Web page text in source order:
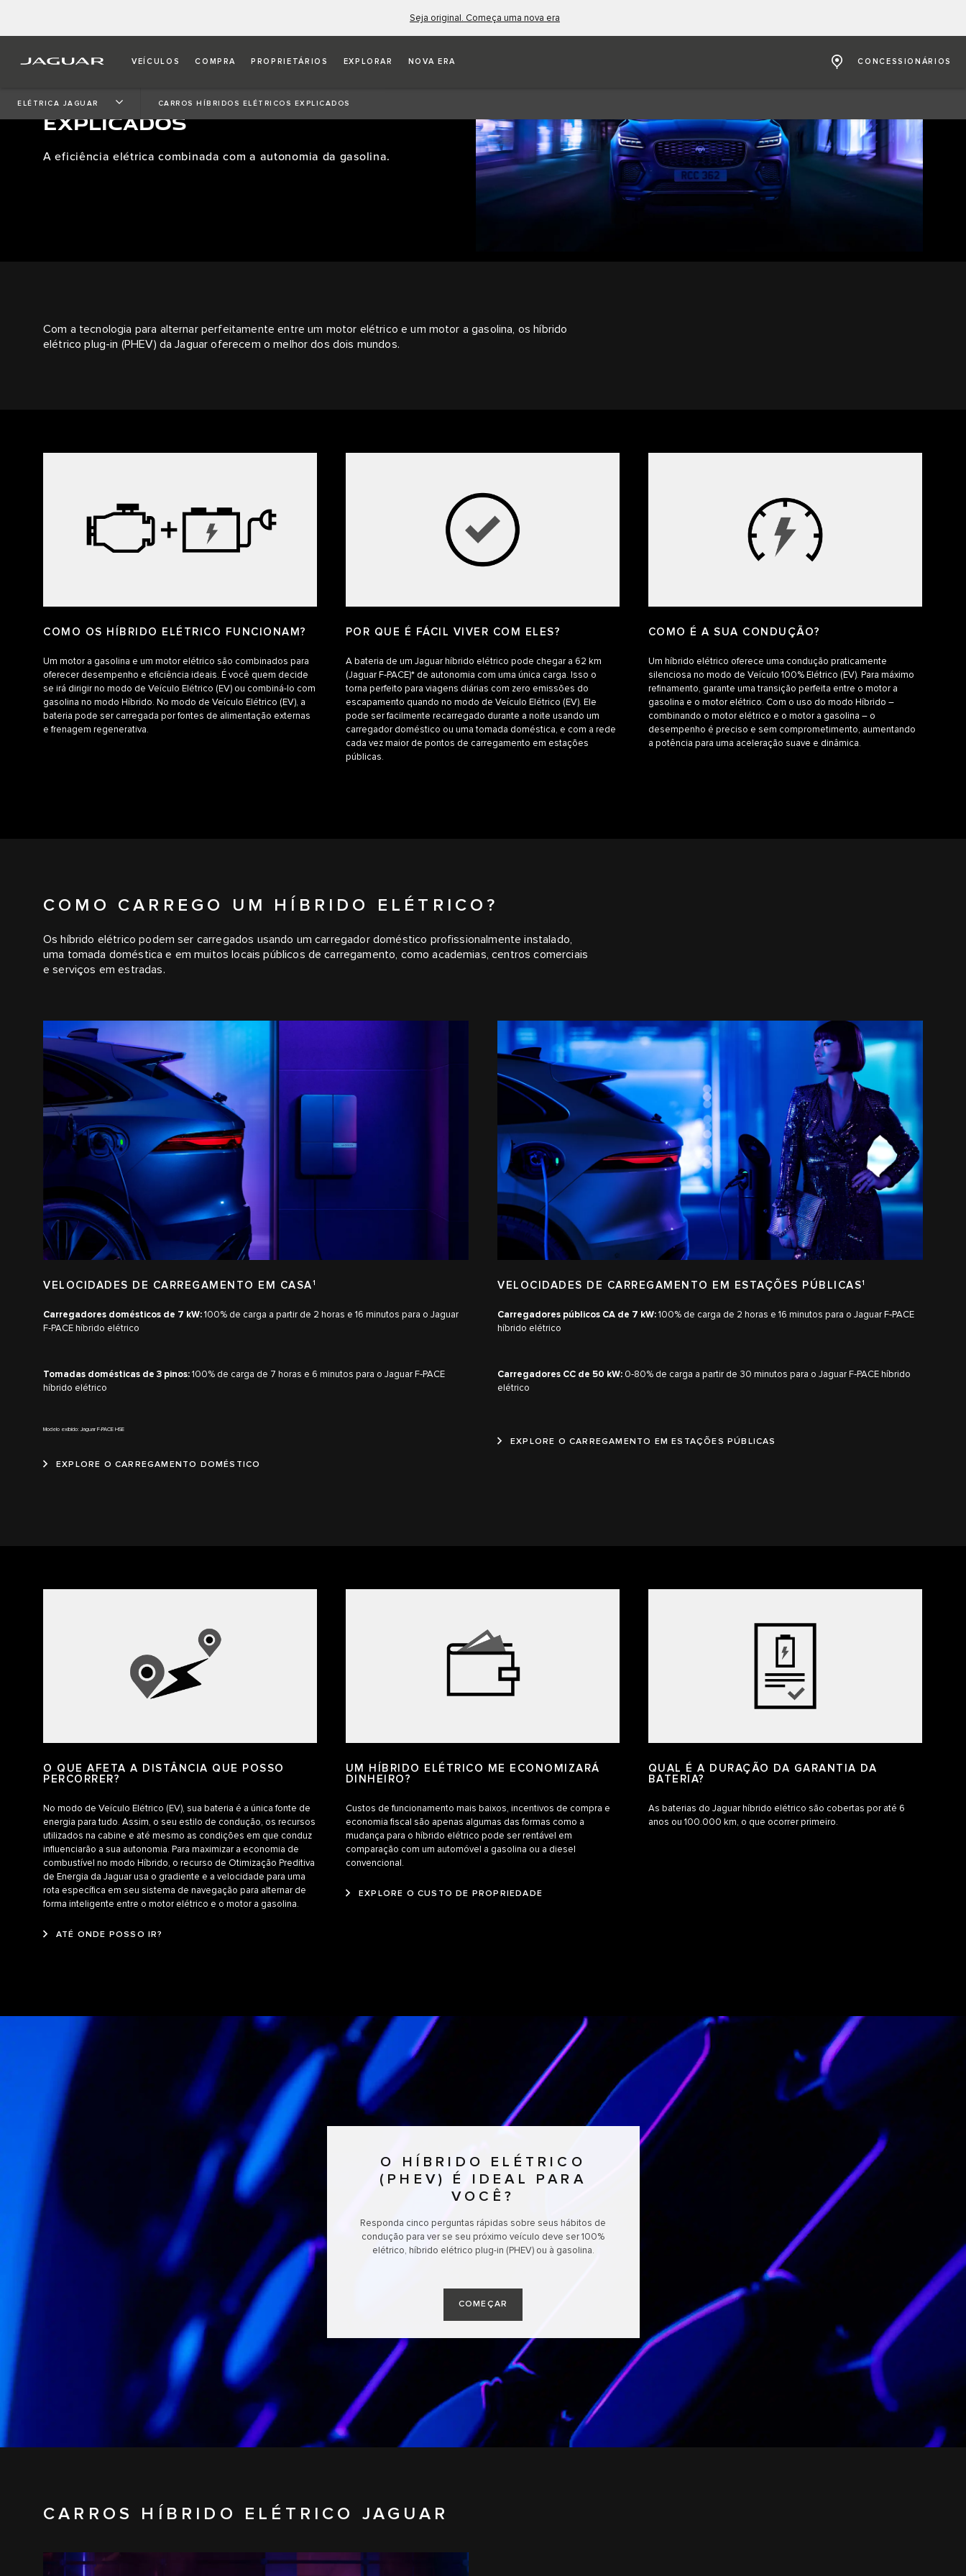
Seja original. Começa uma nova era
VEÍCULOS COMPRA PROPRIETÁRIOS EXPLORAR NOVA ERA CONCESSIONÁRIOS
ELÉTRICA JAGUAR CARROS HÍBRIDOS ELÉTRICOS EXPLICADOS
CARROS HÍBRIDOS ELÉTRICOS
EXPLICADOS
A eficiência elétrica combinada com a autonomia da gasolina.
Com a tecnologia para alternar perfeitamente entre um motor elétrico e um motor a gasolina, os híbrido
elétrico plug-in (PHEV) da Jaguar oferecem o melhor dos dois mundos.
COMO OS HÍBRIDO ELÉTRICO FUNCIONAM?
Um motor a gasolina e um motor elétrico são combinados para
oferecer desempenho e eficiência ideais. É você quem decide
se irá dirigir no modo de Veículo Elétrico (EV) ou combiná-lo com
gasolina no modo Híbrido. No modo de Veículo Elétrico (EV), a
bateria pode ser carregada por fontes de alimentação externas
e frenagem regenerativa.
POR QUE É FÁCIL VIVER COM ELES?
A bateria de um Jaguar híbrido elétrico pode chegar a 62 km
(Jaguar F‑PACE)* de autonomia com uma única carga. Isso o
torna perfeito para viagens diárias com zero emissões do
escapamento quando no modo de Veículo Elétrico (EV). Ele
pode ser facilmente recarregado durante a noite usando um
carregador doméstico ou uma tomada doméstica, e com a rede
cada vez maior de pontos de carregamento em estações
públicas.
COMO É A SUA CONDUÇÃO?
Um híbrido elétrico oferece uma condução praticamente
silenciosa no modo de Veículo 100% Elétrico (EV). Para máximo
refinamento, garante uma transição perfeita entre o motor a
gasolina e o motor elétrico. Com o uso do modo Híbrido –
combinando o motor elétrico e o motor a gasolina – o
desempenho é preciso e sem comprometimento, aumentando
a potência para uma aceleração suave e dinâmica.
COMO CARREGO UM HÍBRIDO ELÉTRICO?
Os híbrido elétrico podem ser carregados usando um carregador doméstico profissionalmente instalado,
uma tomada doméstica e em muitos locais públicos de carregamento, como academias, centros comerciais
e serviços em estradas.
VELOCIDADES DE CARREGAMENTO EM CASA 1
Carregadores domésticos de 7 kW: 100% de carga a partir de 2 horas e 16 minutos para o Jaguar
F‑PACE híbrido elétrico
Tomadas domésticas de 3 pinos: 100% de carga de 7 horas e 6 minutos para o Jaguar F‑PACE
híbrido elétrico
Modelo exibido: Jaguar F-PACE HSE
EXPLORE O CARREGAMENTO DOMÉSTICO
VELOCIDADES DE CARREGAMENTO EM ESTAÇÕES PÚBLICAS1
Carregadores públicos CA de 7 kW: 100% de carga de 2 horas e 16 minutos para o Jaguar F‑PACE
híbrido elétrico
Carregadores CC de 50 kW: 0‑80% de carga a partir de 30 minutos para o Jaguar F‑PACE híbrido
elétrico
EXPLORE O CARREGAMENTO EM ESTAÇÕES PÚBLICAS
O QUE AFETA A DISTÂNCIA QUE POSSO
PERCORRER?
No modo de Veículo Elétrico (EV), sua bateria é a única fonte de
energia para tudo. Assim, o seu estilo de condução, os recursos
utilizados na cabine e até mesmo as condições em que conduz
influenciarão a sua autonomia. Para maximizar a economia de
combustível no modo Híbrido, o recurso de Otimização Preditiva
de Energia da Jaguar usa o gradiente e a velocidade para uma
rota específica em seu sistema de navegação para alternar de
forma inteligente entre o motor elétrico e o motor a gasolina.
ATÉ ONDE POSSO IR?
UM HÍBRIDO ELÉTRICO ME ECONOMIZARÁ
DINHEIRO?
Custos de funcionamento mais baixos, incentivos de compra e
economia fiscal são apenas algumas das formas como a
mudança para o híbrido elétrico pode ser rentável em
comparação com um automóvel a gasolina ou a diesel
convencional.
EXPLORE O CUSTO DE PROPRIEDADE
QUAL É A DURAÇÃO DA GARANTIA DA
BATERIA?
As baterias do Jaguar híbrido elétrico são cobertas por até 6
anos ou 100.000 km, o que ocorrer primeiro.
O HÍBRIDO ELÉTRICO
(PHEV) É IDEAL PARA
VOCÊ?
Responda cinco perguntas rápidas sobre seus hábitos de
condução para ver se seu próximo veículo deve ser 100%
elétrico, híbrido elétrico plug-in (PHEV) ou à gasolina.
COMEÇAR
CARROS HÍBRIDO ELÉTRICO JAGUAR